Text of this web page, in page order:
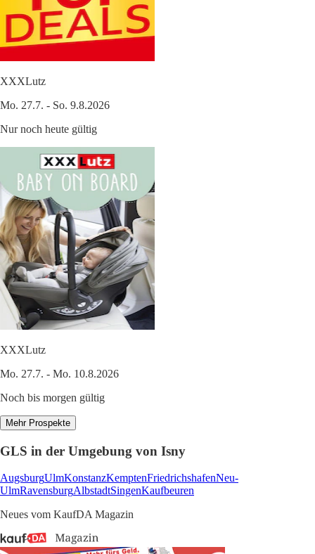
XXXLutz
Mo. 27.7. - So. 9.8.2026
Nur noch heute gültig
XXXLutz
Mo. 27.7. - Mo. 10.8.2026
Noch bis morgen gültig
Mehr Prospekte
GLS in der Umgebung von Isny
AugsburgUlmKonstanzKemptenFriedrichshafenNeu-
UlmRavensburgAlbstadtSingenKaufbeuren
Neues vom KaufDA Magazin